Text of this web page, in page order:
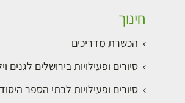
חינוך
הכשרת מדריכים
סיורים ופעילויות בירושלים לגנים
סיורים ופעילויות לבתי הספר